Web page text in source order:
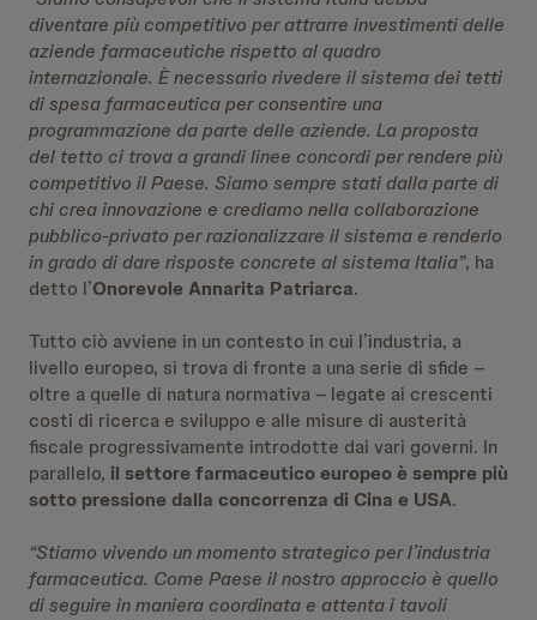
diventare più competitivo per attrarre investimenti delle
aziende farmaceutiche rispetto al quadro
internazionale. È necessario rivedere il sistema dei tetti
di spesa farmaceutica per consentire una
programmazione da parte delle aziende. La proposta
del tetto ci trova a grandi linee concordi per rendere più
competitivo il Paese. Siamo sempre stati dalla parte di
chi crea innovazione e crediamo nella collaborazione
pubblico-privato per razionalizzare il sistema e renderlo
in grado di dare risposte concrete al sistema Italia”, ha
detto l’Onorevole Annarita Patriarca.
Tutto ciò avviene in un contesto in cui l’industria, a
livello europeo, si trova di fronte a una serie di sfide –
oltre a quelle di natura normativa – legate ai crescenti
costi di ricerca e sviluppo e alle misure di austerità
fiscale progressivamente introdotte dai vari governi. In
parallelo, il settore farmaceutico europeo è sempre più
sotto pressione dalla concorrenza di Cina e USA.
“Stiamo vivendo un momento strategico per l’industria
farmaceutica. Come Paese il nostro approccio è quello
di seguire in maniera coordinata e attenta i tavoli